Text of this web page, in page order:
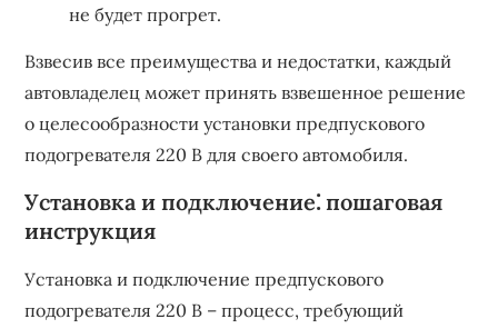
не будет прогрет.
Взвесив все преимущества и недостатки, каждый
автовладелец может принять взвешенное решение
о целесообразности установки предпускового
подогревателя 220 В для своего автомобиля.
Установка и подключение⁚ пошаговая
инструкция
Установка и подключение предпускового
подогревателя 220 В – процесс, требующий